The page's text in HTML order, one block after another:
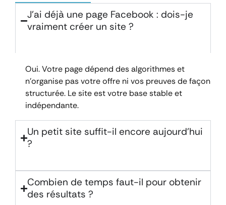
J’ai déjà une page Facebook : dois-je
vraiment créer un site ?
Oui. Votre page dépend des algorithmes et
n’organise pas votre offre ni vos preuves de façon
structurée. Le site est votre base stable et
indépendante.
Un petit site suffit-il encore aujourd’hui
?
Combien de temps faut-il pour obtenir
des résultats ?